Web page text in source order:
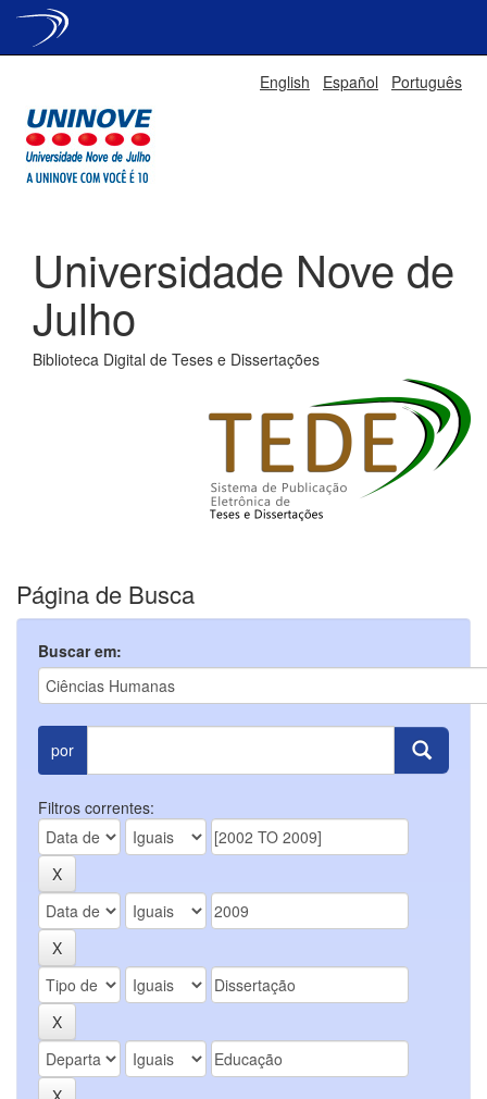
English Español Português
Universidade Nove de
Julho
Biblioteca Digital de Teses e Dissertações
Página de Busca
Buscar em:
por
Filtros correntes: